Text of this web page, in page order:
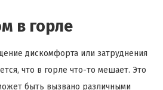
в горле
дискомфорта или затруднения
что в горле что-то мешает. Это
быть вызвано различными